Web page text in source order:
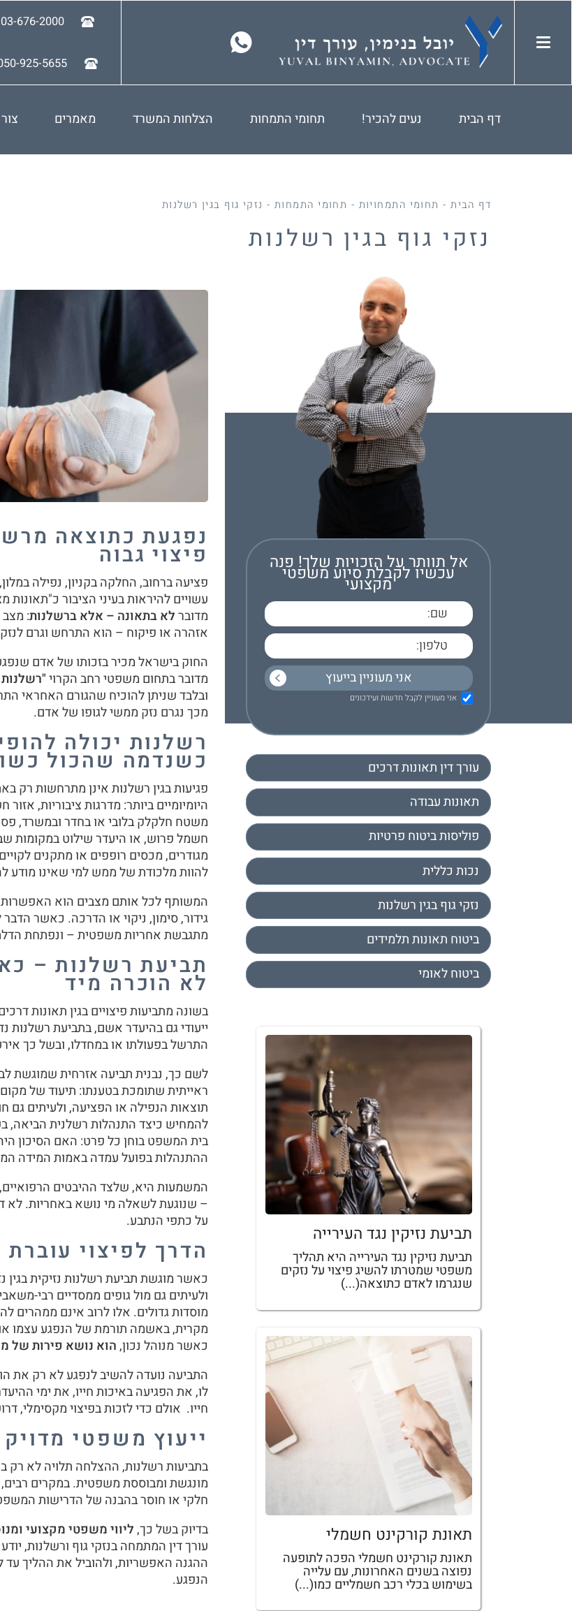
03-676-2000
925-5655
דף הבית נעים להכיר! תחומי התמחות הצלחות המשרד מאמרים
דף הבית- תחומי התמחויות - תחומי התמחות - נזקי גוף בגין רשלנות
נזקי גוף בגין רשלנות
אל תוותר על הזכויות שלך! פנה
עכשיו לקבלת סיוע משפטי
מקצועי
אני מעוניין לקבל חדשות ועידכונים
עורך דין תאונות דרכים
תאונות עבודה
פוליסות ביטוח פרטיות
נכות כללית
נזקי גוף בגין רשלנות
ביטוח תאונות תלמידים
ביטוח לאומי
תביעת נזיקין נגד העירייה
תביעת נזיקין נגד העירייה היא תהליך
משפטי שמטרתו להשיג פיצוי על נזקים
שנגרמו לאדם כתוצאה(...)
תאונת קורקינט חשמלי
תאונת קורקינט חשמלי הפכה לתופעה
נפוצה בשנים האחרונות, עם עלייה
בשימוש בכלי רכב חשמליים כמו(...)
נפגעת כתוצאה
פיצוי גבוה
פציעה ברחוב, החלקה בקניון, נפילה
עשויים להיראות בעיני הציבור
מדוברלא בתאונה – אלא ברשלנות:
אזהרה או פיקוח – הוא התרחש וגרם
החוק בישראל מכיר בזכותו של אדם
מדובר בתחום משפטי רחב הקרוי"רשלנות
ובלבד שניתן להוכיח שהגורם האחראי
מכך נגרם נזק ממשי לגופו של אדם.
רשלנות יכולה
כשנדמה שהכול
פגיעות בגין רשלנות אינן מתרחשות רק
היומיומיים ביותר: מדרגות ציבוריות,
משטח חלקלק בלובי או בחדר ובמשרד,
חשמל פרוש, או היעדר שילוט
מגודרים, מכסים רופפים או מתקנים
להוות מלכודת של ממש למי שאינו מודע
המשותף לכל אותם מצבים הוא
גידור, סימון, ניקוי או הדרכה. כאשר
מתגבשת אחריות משפטית – ונפתחת
תביעת רשלנות –
לא הוכרה מיד
בשונה מתביעות פיצויים בגין תאונות
ייעודי גם בהיעדר אשם, בתביעת
התרשל בפעולתו או במחדלו, ובשל כך
לשם כך, נבנית תביעה אזרחית שמוגשת
ראייתית שתומכת בטענתו: תיעוד של
תוצאות הנפילה או הפציעה, ולעיתים גם
להמחיש כיצד התנהלות רשלנית הביאה,
בית המשפט בוחן כל פרט: האם הסיכון
ההתנהלות בפועל עמדה באמות המידה
המשמעות היא, שלצד ההיבטים
– שנוגעת לשאלה מי נושא באחריות. לא
על כתפי הנתבע.
הדרך לפיצוי
כאשר מוגשת תביעת רשלנות נזיקית
ולעיתים גם מול גופים ממסדיים רבי-
מוסדות גדולים. אלו לרוב אינם ממהרים
מקרית, באשמה תורמת של הנפגע עצמו
כאשר מנוהל נכון,הוא נושא פירות של
התביעה נועדה להשיב לנפגע לא רק את
לו, את הפגיעה באיכות חייו, את ימי
חייו. אולם כדי לזכות בפיצוי
ייעוץ משפטי
בתביעות רשלנות, ההצלחה תלויה לא רק
מונגשת ומבוססת משפטית. במקרים
חלקי או חוסר בהבנה של הדרישות
בדיוק בשל כך,ליווי משפטי מקצועי
עורך דין המתמחה בנזקי גוף ורשלנות,
ההגנה האפשריות, ולהוביל את ההליך עד
הנפגע.